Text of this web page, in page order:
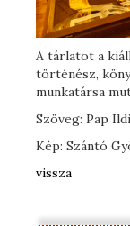
A tárlatot a
történész,
munkatársa
Szöveg: Pap
Kép: Szántó
vissza